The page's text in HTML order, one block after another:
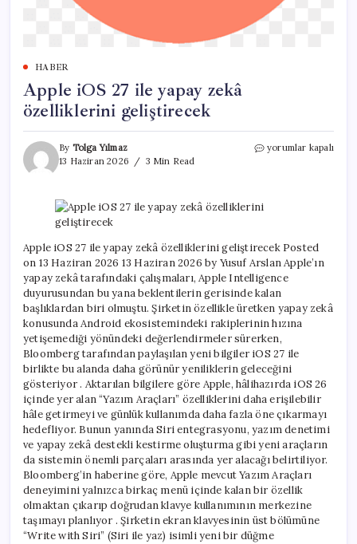
HABER
Apple iOS 27 ile yapay zekâ
özelliklerini geliştirecek
By Tolga Yılmaz
13 Haziran 2026
3 Min Read
Apple
geliştirecek
için
yorumlar kapalı
Apple iOS 27 ile yapay zekâ özelliklerini geliştirecek Posted
on 13 Haziran 2026 13 Haziran 2026 by Yusuf Arslan Apple’ın
yapay zekâ tarafındaki çalışmaları, Apple Intelligence
duyurusundan bu yana beklentilerin gerisinde kalan
başlıklardan biri olmuştu. Şirketin özellikle üretken yapay zekâ
konusunda Android ekosistemindeki rakiplerinin hızına
yetişemediği yönündeki değerlendirmeler sürerken,
Bloomberg tarafından paylaşılan yeni bilgiler iOS 27 ile
birlikte bu alanda daha görünür yeniliklerin geleceğini
gösteriyor . Aktarılan bilgilere göre Apple, hâlihazırda iOS 26
içinde yer alan “Yazım Araçları” özelliklerini daha erişilebilir
hâle getirmeyi ve günlük kullanımda daha fazla öne çıkarmayı
hedefliyor. Bunun yanında Siri entegrasyonu, yazım denetimi
ve yapay zekâ destekli kestirme oluşturma gibi yeni araçların
da sistemin önemli parçaları arasında yer alacağı belirtiliyor.
Bloomberg’in haberine göre, Apple mevcut Yazım Araçları
deneyimini yalnızca birkaç menü içinde kalan bir özellik
olmaktan çıkarıp doğrudan klavye kullanımının merkezine
taşımayı planlıyor . Şirketin ekran klavyesinin üst bölümüne
“Write with Siri” (Siri ile yaz) isimli yeni bir düğme